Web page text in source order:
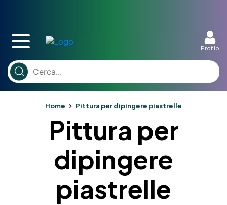
Profilo
Home Pittura per dipingere piastrelle
Pittura per
dipingere
piastrelle